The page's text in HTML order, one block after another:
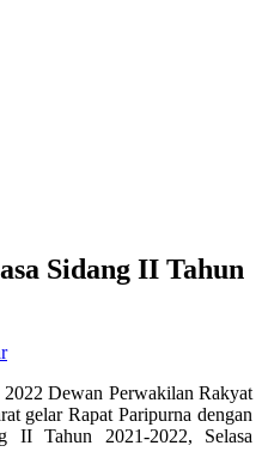
Sidang II Tahun
Dewan Perwakilan Rakyat
gelar Rapat Paripurna dengan
II Tahun 2021-2022, Selasa